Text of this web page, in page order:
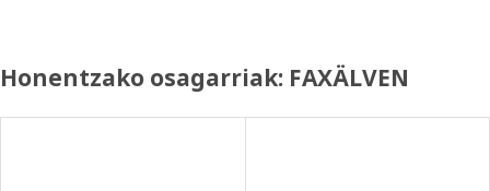
Honentzako osagarriak: FAXÄLVEN